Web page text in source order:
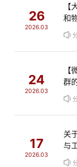
26
2026.03
和
24
2026.03
群
17
2026.03
关
与